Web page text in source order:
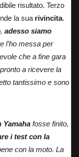
risultato. Terzo
la sua rivincita.
adesso siamo
l’ho messa per
che a fine gara
a ricevere la
tantissimo e sono
Yamaha fosse finito,
i test con la
con la moto. La